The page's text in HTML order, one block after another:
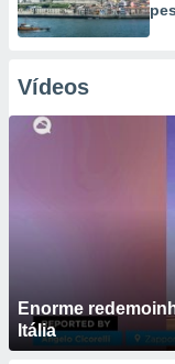
Vídeos
Enorme
Itália